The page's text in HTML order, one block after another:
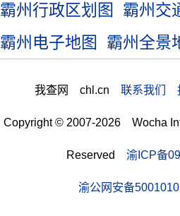
霸州行政区划图
霸州交
霸州电子地图
霸州全景
我查网 chl.cn 联系我们
Copyright © 2007-2026 Wocha
Reserved 渝ICP备
渝公网安备